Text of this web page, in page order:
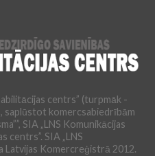
centrs” (turpmāk -
saplūstot komercsabiedrībām
SIA „LNS Komunikācijas
centrs”. SIA „LNS
Latvijas Komercreģistrā 2012.